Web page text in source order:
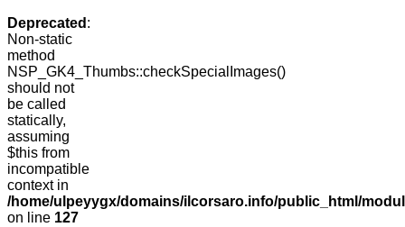
Deprecated :
Non-static
method
NSP_GK4_Thumbs::checkSpecialImages()
should not
be called
statically,
assuming
$this from
incompatible
context in
/home/ulpeyygx/domains/ilcorsaro.info/public_html/
on line 127